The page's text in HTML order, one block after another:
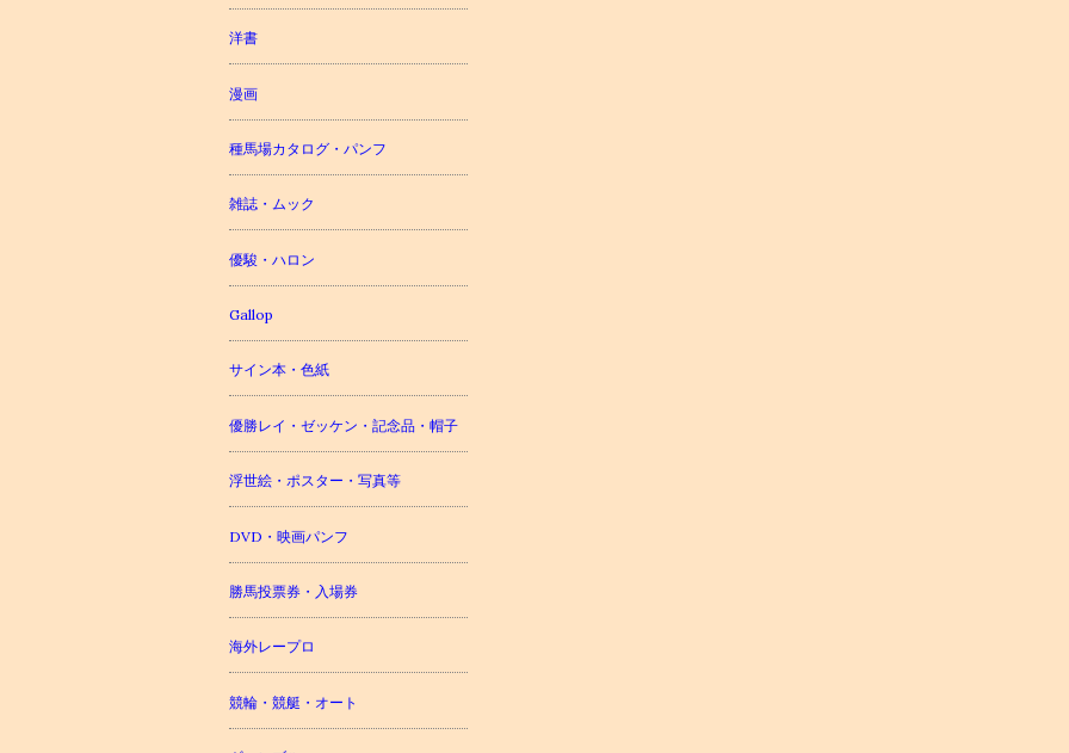
洋書
漫画
種馬場カタログ・パンフ
雑誌・ムック
優駿・ハロン
Gallop
サイン本・色紙
優勝レイ・ゼッケン・記念品・帽子
浮世絵・ポスター・写真等
DVD・映画パンフ
勝馬投票券・入場券
海外レープロ
競輪・競艇・オート